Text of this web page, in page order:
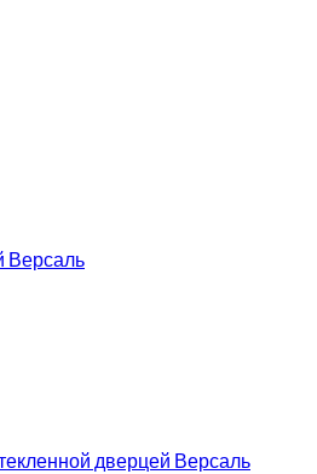
Версаль
дверцей Версаль